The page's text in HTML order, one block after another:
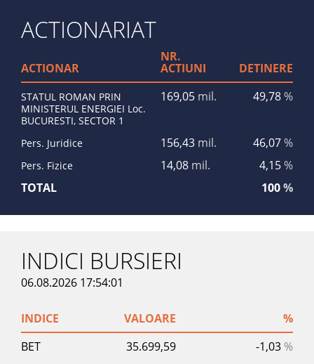
ACTIONARIAT
ACTIONAR
NR.
ACTIUNI DETINERE
STATUL ROMAN PRIN
MINISTERUL ENERGIEI Loc.
BUCURESTI, SECTOR 1
169,05 mil. 49,78%
Pers. Juridice 156,43 mil. 46,07%
Pers. Fizice 14,08 mil. 4,15%
TOTAL
100%
INDICI BURSIERI
06.08.2026 17:54:01
INDICE VALOARE
%
BET
35.699,59 -1,03 %